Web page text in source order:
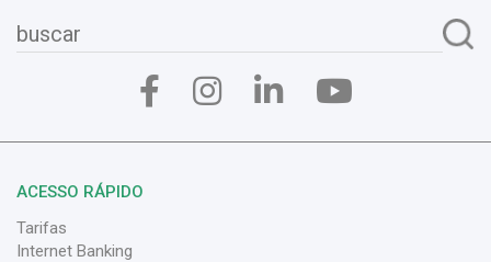
ACESSO RÁPIDO
Tarifas
Internet Banking